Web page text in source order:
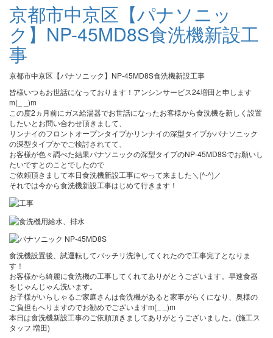
京都市中京区【パナソニッ
ク】NP-45MD8S食洗機新設工
事
京都市中京区【パナソニック】NP-45MD8S食洗機新設工事
皆様いつもお世話になっております！アンシンサービス24増田と申します
m(_ _)m
この度2ヵ月前にガス給湯器でお世話になったお客様から食洗機を新しく設置
したいとお問い合わせ頂きまして、
リンナイのフロントオープンタイプかリンナイの深型タイプかパナソニック
の深型タイプかでご検討されてて、
お客様が色々調べた結果パナソニックの深型タイプのNP-45MD8Sでお願いし
たいですとのことでしたので
ご依頼頂きまして本日食洗機新設工事にやって来ました＼(^-^)／
それでは今から食洗機新設工事はじめて行きます！
食洗機設置後、試運転してバッチリ洗浄してくれたので工事完了となりま
す！
お客様から綺麗に食洗機の工事してくれてありがとうございます。早速食器
をじゃんじゃん洗います。
お子様がいらしゃるご家庭さんは食洗機があると家事がらくになり、奥様の
ご負担もへりますのでお勧めでございますm(_ _)m
本日は食洗機新設工事のご依頼頂きましてありがとうございました。(施工ス
タッフ 増田)